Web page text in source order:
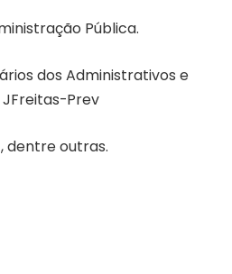
Pública.
dos Administrativos e
Prev
, dentre outras.